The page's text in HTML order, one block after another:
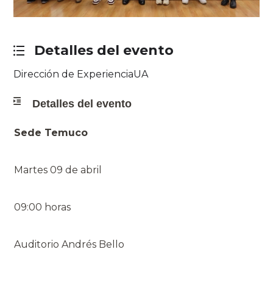
Detalles del evento
Dirección de ExperienciaUA
Detalles del evento
Sede Temuco
Martes 09 de abril
09:00 horas
Auditorio Andrés Bello